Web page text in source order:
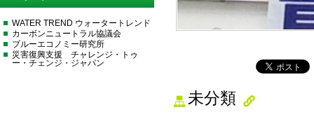
未分類
WATER TREND ウォータートレンド
カーボンニュートラル協議会
ブルーエコノミー研究所
災害復興支援 チャレンジ・トゥ
ー・チェンジ・ジャパン